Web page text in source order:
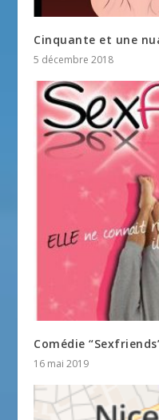
Cinquante et une
5 décembre 2018
Comédie
16 mai 2019